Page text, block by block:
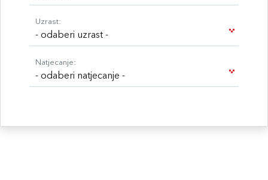
Uzrast:
- odaberi uzrast -
Natjecanje:
- odaberi natjecanje -